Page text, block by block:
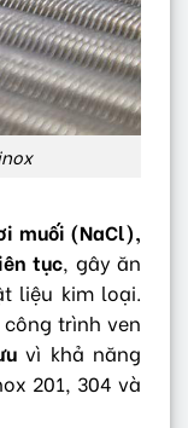
muối (NaCl),
tục, gây ăn
liệu kim loại.
trình ven
vì khả năng
201, 304 và